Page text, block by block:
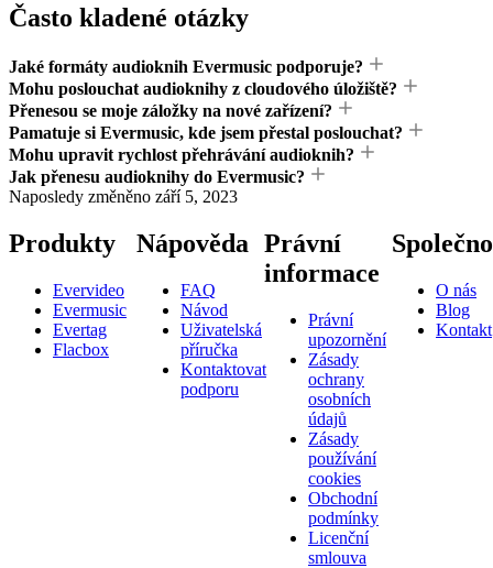
Často kladené otázky
Jaké formáty audioknih Evermusic podporuje?
Mohu poslouchat audioknihy z cloudového úložiště?
Přenesou se moje záložky na nové zařízení?
Pamatuje si Evermusic, kde jsem přestal poslouchat?
Mohu upravit rychlost přehrávání audioknih?
Jak přenesu audioknihy do Evermusic?
Naposledy změněno září 5, 2023
Produkty
Evervideo
Evermusic
Evertag
Flacbox
Nápověda
FAQ
Návod
Uživatelská
příručka
Kontaktovat
podporu
Právní
informace
Právní
upozornění
Zásady
ochrany
osobních
údajů
Zásady
používání
cookies
Obchodní
podmínky
Licenční
smlouva
O nás
Blog
Kontakt